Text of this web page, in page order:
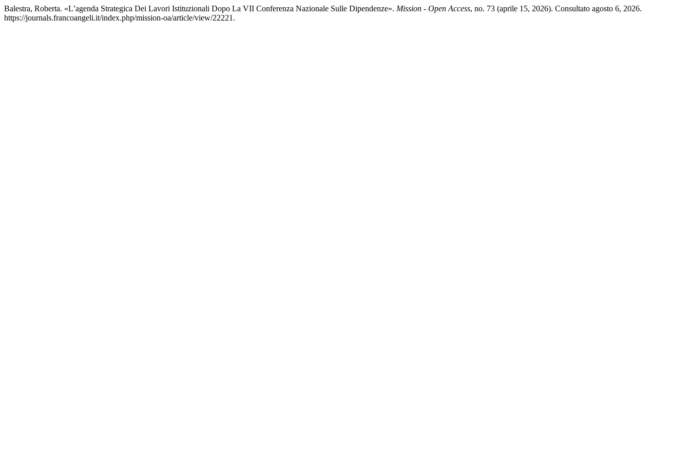
Balestra, Roberta. «L’agenda Strategica Dei Lavori Istituzionali Dopo La VII Conferenza Nazionale Sulle Dipendenze». Mission - Open Access, no. 73 (aprile 15, 2026). Consultato agosto 6, 2026.
https://journals.francoangeli.it/index.php/mission-oa/article/view/22221.